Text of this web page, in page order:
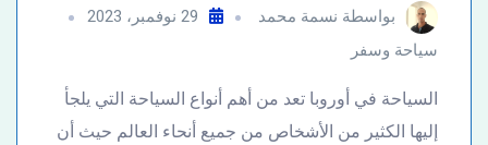
بواسطة نسمة محمد
29 نوفمبر، 2023
سياحة وسفر
السياحة في أوروبا تعد من أهم أنواع السياحة التي يلجأ
إليها الكثير من الأشخاص من جميع أنحاء العالم حيث أن